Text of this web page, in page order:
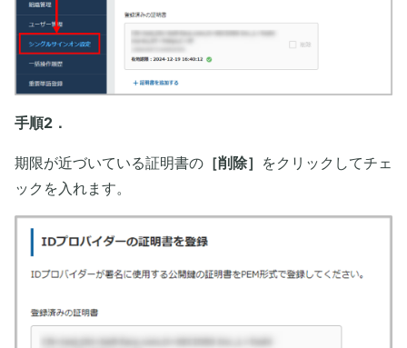
手順2．
期限が近づいている証明書の ［削除］ をクリックしてチェ
ックを入れます。